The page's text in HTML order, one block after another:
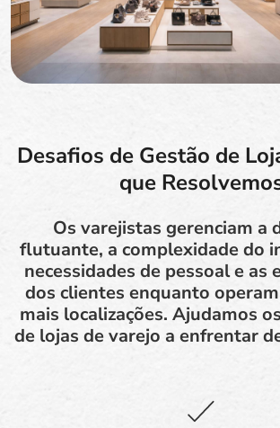
Desafios de Gestão de
que
Os varejistas gerenciam a
flutuante, a complexidade do
necessidades de pessoal e as
dos clientes enquanto
mais localizações. Ajudamos
de lojas de varejo a enfrentar